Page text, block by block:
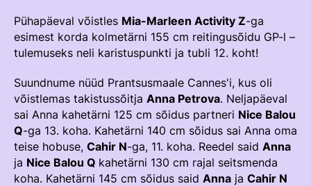
KESTVUSRATSUTAMINE
Regulatsioonid
Võistlussarjad
Edetabelid
Ametnikud
Koolitused
Pühapäeval võistles Mia-Marleen Activity Z-ga
esimest korda kolmetärni 155 cm reitingusõidu GP-l –
tulemuseks neli karistuspunkti ja tubli 12. koht!
Suundnume nüüd Prantsusmaale Cannes'i, kus oli
võistlemas takistussõitja Anna Petrova. Neljapäeval
sai Anna kahetärni 125 cm sõidus partneri Nice Balou
Q-ga 13. koha. Kahetärni 140 cm sõidus sai Anna oma
teise hobuse, Cahir N-ga, 11. koha. Reedel said Anna
ja Nice Balou Q kahetärni 130 cm rajal seitsmenda
koha. Kahetärni 145 cm sõidus said Anna ja Cahir N